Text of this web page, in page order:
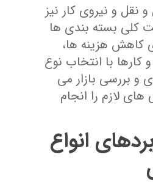
نقل و نیروی کار نیز
کلی بسته‌ بندی‌ ها
کاهش هزینه ‌ها،
با انتخاب نوع
و بررسی بازار می
‌های لازم را انجام
انواع